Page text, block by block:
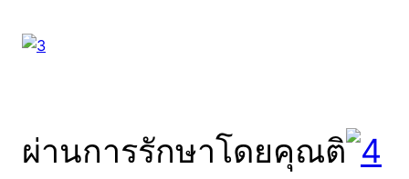
ผ่านการรักษาโดยคุณติ